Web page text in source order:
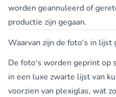
worden geannuleerd of
productie zijn gegaan.
Waarvan zijn de foto's in lijst
De foto's worden geprint op
in een luxe zwarte lijst van
voorzien van plexiglas, wat